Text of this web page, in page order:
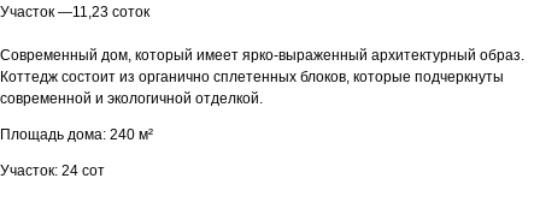
Участок —11,23 соток
Современный дом, который имеет ярко-выраженный архитектурный образ.
Коттедж состоит из органично сплетенных блоков, которые подчеркнуты
современной и экологичной отделкой.
Площадь дома: 240 м²
Участок: 24 сот